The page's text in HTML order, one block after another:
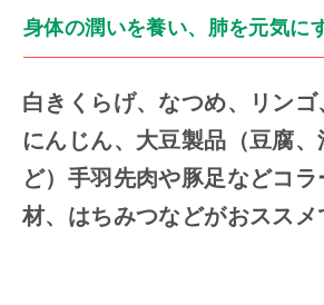
身体の潤いを養い、肺を元気に
白きくらげ、なつめ、リンゴ
にんじん、大豆製品（豆腐
ど）手羽先肉や豚足などコ
材、はちみつなどがおススメ